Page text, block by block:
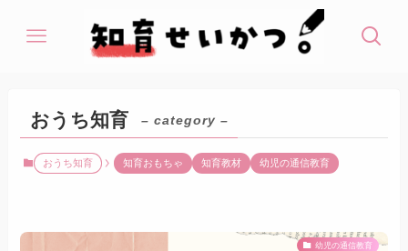
おうち知育 – category –
おうち知育 知育おもちゃ 知育教材 幼児の通信教育
幼児の通信教育